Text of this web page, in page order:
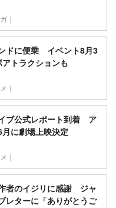
｜
ドに便乗 イベント8月3
トラクションも
｜
ブ公式レポート到着 ア
に劇場上映決定
｜
者のイジリに感謝 ジャ
レターに「ありがとうご